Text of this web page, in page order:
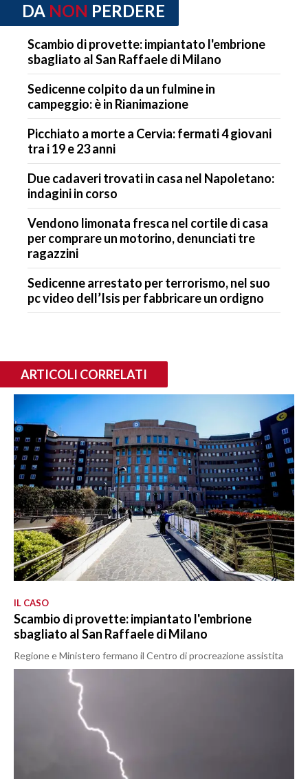
DA NON PERDERE
Scambio di provette: impiantato l'embrione
sbagliato al San Raffaele di Milano
Sedicenne colpito da un fulmine in
campeggio: è in Rianimazione
Picchiato a morte a Cervia: fermati 4 giovani
tra i 19 e 23 anni
Due cadaveri trovati in casa nel Napoletano:
indagini in corso
Vendono limonata fresca nel cortile di casa
per comprare un motorino, denunciati tre
ragazzini
Sedicenne arrestato per terrorismo, nel suo
pc video dell’Isis per fabbricare un ordigno
ARTICOLI CORRELATI
IL CASO
Scambio di provette: impiantato l'embrione
sbagliato al San Raffaele di Milano
Regione e Ministero fermano il Centro di procreazione assistita